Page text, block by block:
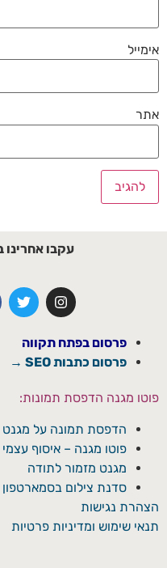
אימייל
אתר
עקבו
פרסום בפתח תקווה
פרסום כתבות SEO →
פוטו מגנה הדפסת תמונות:
הדפסת תמונה על מגנט
פוטו מגנה – איסוף
מגנט מזמור לתודה
סדנת צילום בסמארטפון
הצהרת נגישות
תנאי שימוש ומדיניות פרטיות